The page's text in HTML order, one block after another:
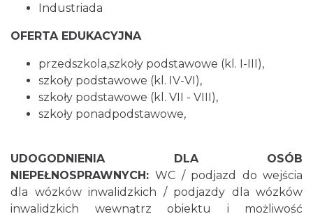
Industriada
OFERTA EDUKACYJNA
przedszkola,szkoły podstawowe (kl. I-III),
szkoły podstawowe (kl. IV-VI),
szkoły podstawowe (kl. VII - VIII),
szkoły ponadpodstawowe,
UDOGODNIENIA DLA OSÓB
NIEPEŁNOSPRAWNYCH:WC / podjazd do wejścia
dla wózków inwalidzkich / podjazdy dla wózków
inwalidzkich wewnątrz obiektu i możliwość